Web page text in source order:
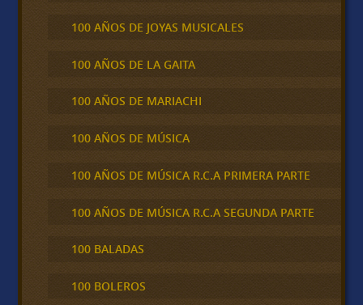
100 AÑOS DE JOYAS MUSICALES
100 AÑOS DE LA GAITA
100 AÑOS DE MARIACHI
100 AÑOS DE MÚSICA
100 AÑOS DE MÚSICA R.C.A PRIMERA PARTE
100 AÑOS DE MÚSICA R.C.A SEGUNDA PARTE
100 BALADAS
100 BOLEROS